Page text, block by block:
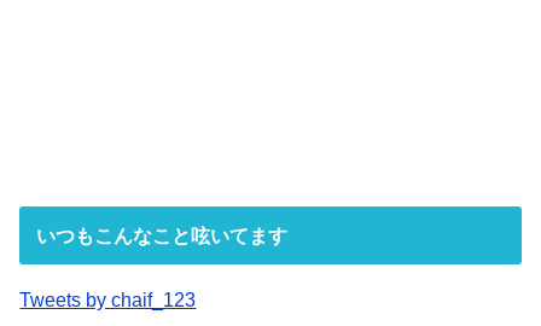
いつもこんなこと呟いてます
Tweets by chaif_123